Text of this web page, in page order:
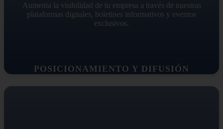
POSICIONAMIENTO Y DIFUSIÓN
Aumenta la visibilidad de tu empresa a través de nuestras
plataformas digitales, boletines informativos y eventos
exclusivos.